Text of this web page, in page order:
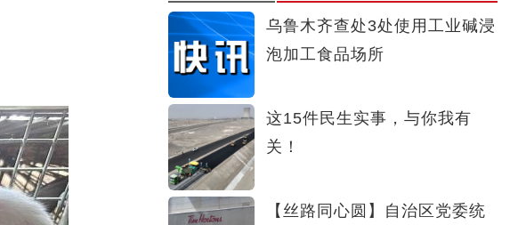
乌鲁木齐查处3处使用工业碱浸
泡加工食品场所
这15件民生实事，与你我有
关！
【丝路同心圆】自治区党委统